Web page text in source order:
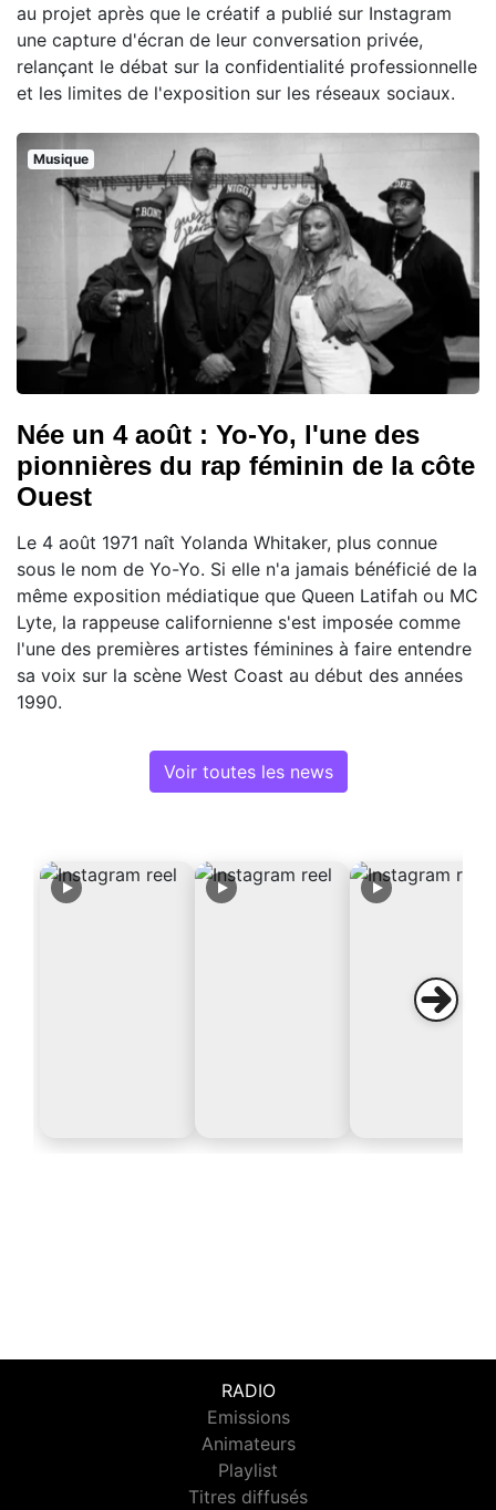
au projet après que le créatif a publié sur Instagram
une capture d'écran de leur conversation privée,
relançant le débat sur la confidentialité professionnelle
et les limites de l'exposition sur les réseaux sociaux.
Musique
Née un 4 août : Yo-Yo, l'une des
pionnières du rap féminin de la côte
Ouest
Le 4 août 1971 naît Yolanda Whitaker, plus connue
sous le nom de Yo-Yo. Si elle n'a jamais bénéficié de la
même exposition médiatique que Queen Latifah ou MC
Lyte, la rappeuse californienne s'est imposée comme
l'une des premières artistes féminines à faire entendre
sa voix sur la scène West Coast au début des années
1990.
Voir toutes les news
RADIO
Emissions
Animateurs
Playlist
Titres diffusés